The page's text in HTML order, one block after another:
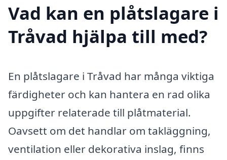
Vad kan en plåtslagare i
Tråvad hjälpa till med?
En plåtslagare i Tråvad har många viktiga
färdigheter och kan hantera en rad olika
uppgifter relaterade till plåtmaterial.
Oavsett om det handlar om takläggning,
ventilation eller dekorativa inslag, finns